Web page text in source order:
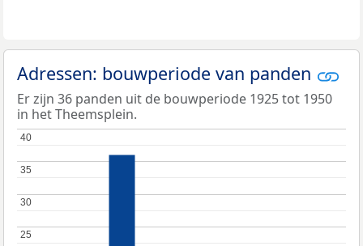
Adressen: bouwperiode van panden
Er zijn 36 panden uit de bouwperiode 1925 tot 1950
in het Theemsplein.
25
25
30
30
35
35
40
40